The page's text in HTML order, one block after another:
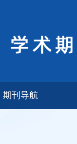
期刊导航